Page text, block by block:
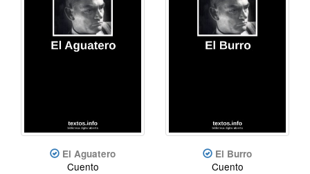
El Aguatero
Cuento
El Burro
Cuento